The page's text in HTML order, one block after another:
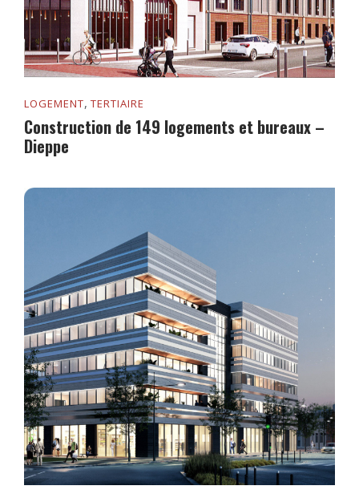
LOGEMENT, TERTIAIRE
Construction de 149 logements et bureaux –
Dieppe